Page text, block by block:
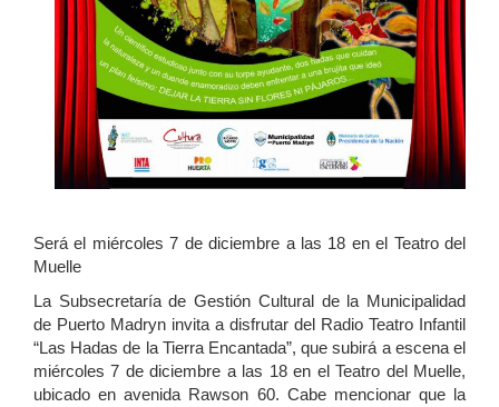
Será el miércoles 7 de diciembre a las 18 en el Teatro del
Muelle
La Subsecretaría de Gestión Cultural de la Municipalidad
de Puerto Madryn invita a disfrutar del Radio Teatro Infantil
“Las Hadas de la Tierra Encantada”, que subirá a escena el
miércoles 7 de diciembre a las 18 en el Teatro del Muelle,
ubicado en avenida Rawson 60. Cabe mencionar que la